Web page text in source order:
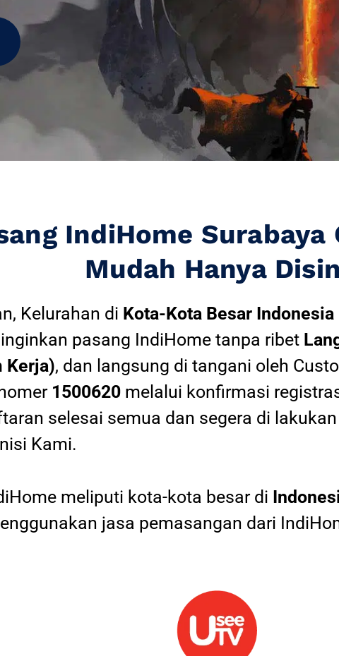
IndiHome Surabaya
Mudah Hanya
Kelurahan di Kota-Kota Besar Indonesia
pasang IndiHome tanpa ribet
Kerja), dan langsung di tangani oleh
1500620 melalui konfirmasi
selesai semua dan segera di
Kami.
meliputi kota-kota besar di
jasa pemasangan dari